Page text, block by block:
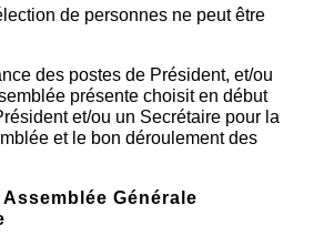
de personnes ne peut être
des postes de Président, et/ou
présente choisit en début
et/ou un Secrétaire pour la
et le bon déroulement des
Générale